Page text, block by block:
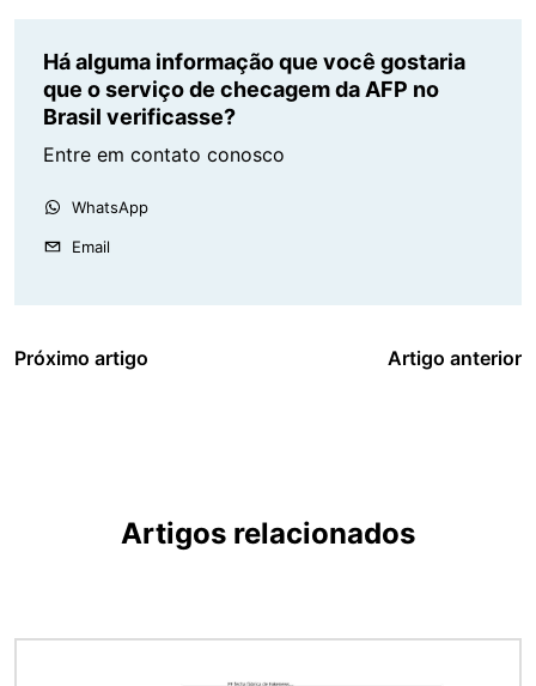
Há alguma informação que você gostaria
que o serviço de checagem da AFP no
Brasil verificasse?
Entre em contato conosco
WhatsApp
Email
Próximo artigo Artigo anterior
Artigos relacionados